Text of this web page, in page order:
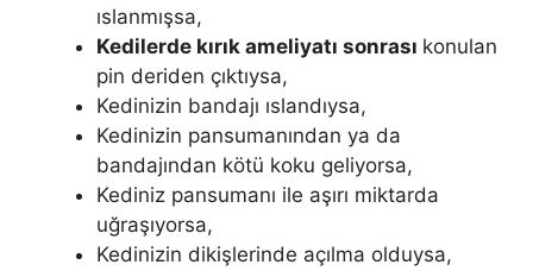
ıslanmışsa,
Kedilerde kırık ameliyatı sonrası konulan
pin deriden çıktıysa,
Kedinizin bandajı ıslandıysa,
Kedinizin pansumanından ya da
bandajından kötü koku geliyorsa,
Kediniz pansumanı ile aşırı miktarda
uğraşıyorsa,
Kedinizin dikişlerinde açılma olduysa,